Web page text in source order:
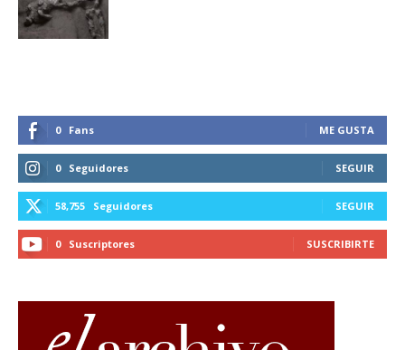
0 Fans ME GUSTA
0 Seguidores SEGUIR
58,755 Seguidores SEGUIR
0 Suscriptores SUSCRIBIRTE